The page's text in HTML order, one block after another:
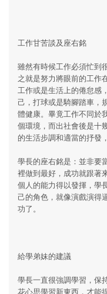
工作甘苦談及座右銘
雖然有時候工作必須忙到
之就是努力將眼前的工作
工作或是生活上的倦怠感
己，打球或是騎腳踏車，
體健康。畢竟工作不同於
個環境，而出社會後是十
的生活步調和適當的抒發
學長的座右銘是：並非要
裡做到最好，成功就跟著
個人的能力得以發揮，學
己的角色，就像演戲演得
功了。
給學弟妹的建議
學長一直很強調學習，保
花心思學習新東西，才能